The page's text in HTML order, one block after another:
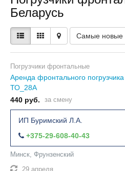
Беларусь
Самые новые
Погрузчики фронтальные
Аренда фронтального
ТО_28А
440 руб.
за смену
ИП Буримский Л.А.
+375-29-608-40-43
Минск, Фрунзенский
29 апреля